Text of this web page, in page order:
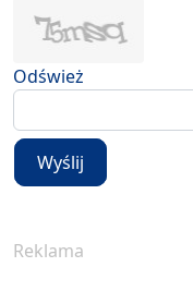
Odśwież
Wyślij
Reklama